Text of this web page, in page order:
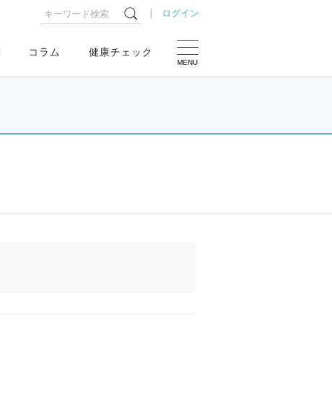
ログイン
MENU
コラム 健康チェック